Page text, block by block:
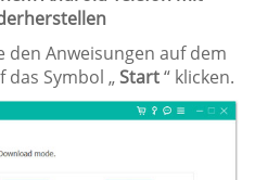
den Anweisungen auf dem
Symbol „Start“ klicken.